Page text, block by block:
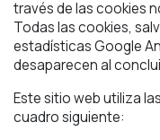
través de las cookies
Todas las cookies,
estadísticas Google
desaparecen al
Este sitio web utiliza
cuadro siguiente: